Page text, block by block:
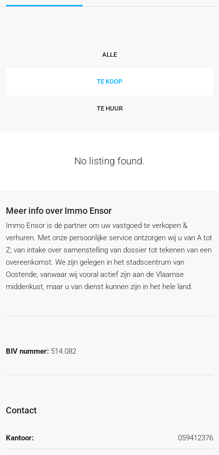
ALLE
TE KOOP
TE HUUR
No listing found.
Meer info over Immo Ensor
Immo Ensor is dé partner om uw vastgoed te verkopen &
verhuren. Met onze persoonlijke service ontzorgen wij u van A tot
Z; van intake over samenstelling van dossier tot tekenen van een
overeenkomst. We zijn gelegen in het stadscentrum van
Oostende, vanwaar wij vooral actief zijn aan de Vlaamse
middenkust, maar u van dienst kunnen zijn in het hele land.
BIV nummer: 514.082
Contact
Kantoor: 059412376